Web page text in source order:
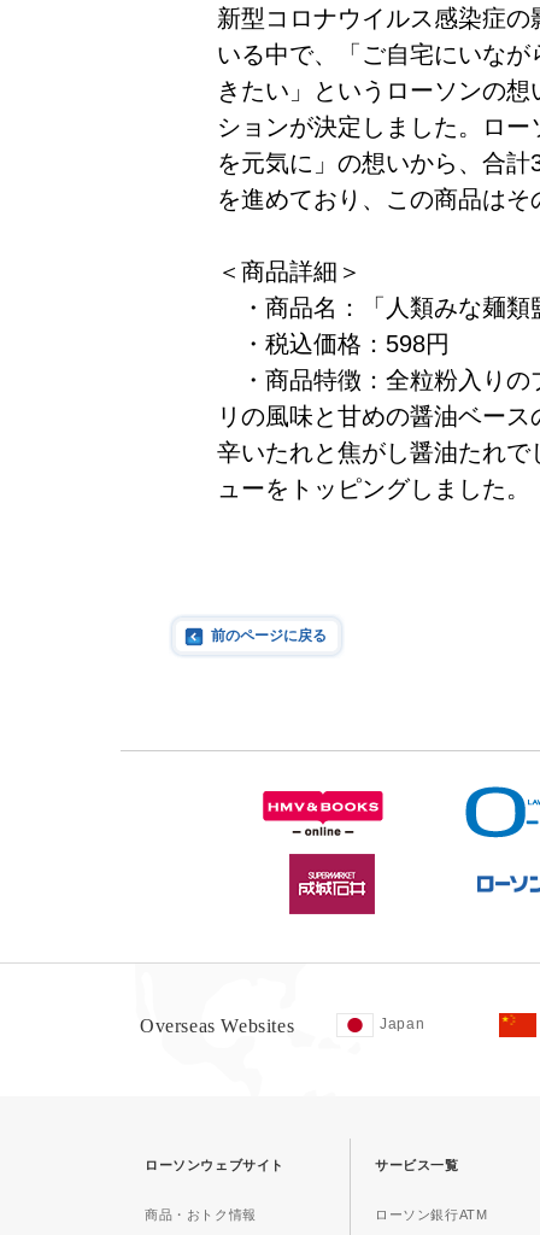
新型コロナウイルス感染症
いる中で、「ご自宅にいな
きたい」というローソンの
ションが決定しました。ロ
を元気に」の想いから、合
を進めており、この商品は
＜商品詳細＞
・商品名：「人類みな麺
・税込価格：598円
・商品特徴：全粒粉入りの
リの風味と甘めの醤油ベー
辛いたれと焦がし醤油たれ
ューをトッピングしました。
前のページに戻る
Overseas Websites Japan
ローソンウェブサイト
商品・おトク情報
サービス一覧
ローソン銀行ATM